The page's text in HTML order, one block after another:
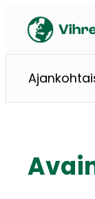
sisältöön